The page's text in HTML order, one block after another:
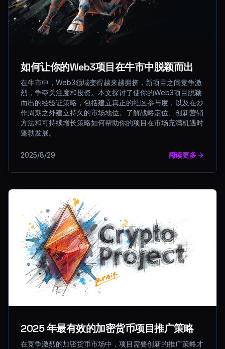
如何让你的Web3项目在牛市中脱颖而出
在牛市中，Web3领域变得越来越拥挤，新项目之间竞争激
烈，争夺关注度和投资。本文探讨了使你的Web3项目脱颖
而出的经验证策略，包括建立真正的社区参与度，以及在炒
作周期之外建立持久的市场地位。了解战略定位、创新营销
方法和可持续增长策略如何帮助你的项目在市场充满机遇时
蓬勃发展。
2025/8/29 阅读更多
2025 年最有效的加密货币项目推广策略
在竞争激烈的加密货币市场中，项目需要创新的推广策略才